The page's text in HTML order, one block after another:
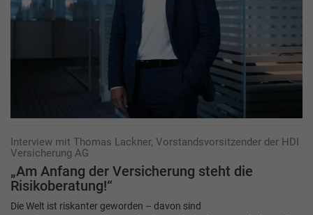
Interview mit Thomas Lackner, Vorstandsvorsitzender der HDI
Versicherung AG
„Am Anfang der Versicherung steht die
Risikoberatung!“
Die Welt ist riskanter geworden – davon sind